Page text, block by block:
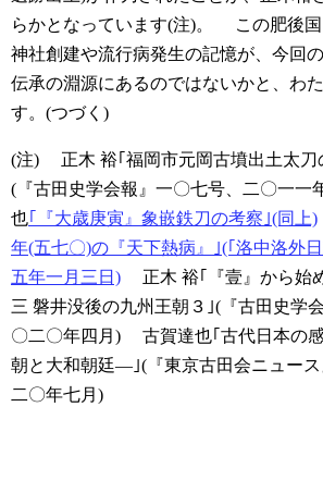
らかとなっています(注)。
この肥後国
神社創建や流行病発生の記憶が、今回
伝承の淵源にあるのではないかと、わ
す。(つづく)
(注) 正木 裕｢福岡市元岡古墳出土太刀
(『古田史学会報』一〇七号、二〇一一
也｢『大歳庚寅』象嵌鉄刀の考察｣(同上)
年(五七〇)の『天下熱病』｣(｢洛中洛外
五年一月三日) 正木 裕｢『壹』から始
三 磐井没後の九州王朝３｣(『古田史学
〇二〇年四月) 古賀達也｢古代日本の
朝と大和朝廷―｣(『東京古田会ニュー
二〇年七月)